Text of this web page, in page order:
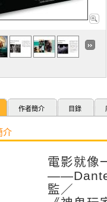
作者簡介 目錄
介
電影就像
——Dante
監／